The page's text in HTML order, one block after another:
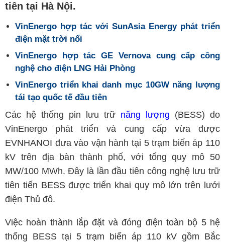
tiên tại Hà Nội.
VinEnergo hợp tác với SunAsia Energy phát triển
điện mặt trời nổi
VinEnergo hợp tác GE Vernova cung cấp công
nghệ cho điện LNG Hải Phòng
VinEnergo triển khai danh mục 10GW năng lượng
tái tạo quốc tế đầu tiên
Các hệ thống pin lưu trữ năng lượng (BESS) do
VinEnergo phát triển và cung cấp vừa được
EVNHANOI đưa vào vận hành tại 5 trạm biến áp 110
kV trên địa bàn thành phố, với tổng quy mô 50
MW/100 MWh. Đây là lần đầu tiên công nghệ lưu trữ
tiên tiến BESS được triển khai quy mô lớn trên lưới
điện Thủ đô.
Việc hoàn thành lắp đặt và đóng điện toàn bộ 5 hệ
thống BESS tại 5 trạm biến áp 110 kV gồm Bắc